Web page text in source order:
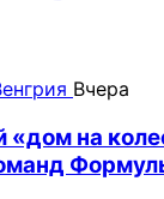
Вчера
«дом на